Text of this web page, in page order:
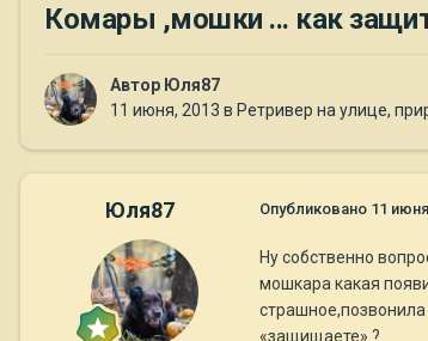
Комары ,мошки ... как
Автор Юля87
11 июня, 2013 в Ретривер на улице,
Юля87 Опубликовано 11
Ну собственно
мошкара какая
страшное,позвонила
«защищаете» ?